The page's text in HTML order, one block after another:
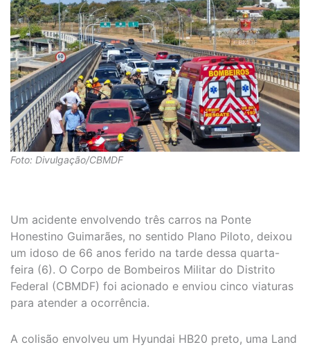
Foto: Divulgação/CBMDF
Um acidente envolvendo três carros na Ponte
Honestino Guimarães, no sentido Plano Piloto, deixou
um idoso de 66 anos ferido na tarde dessa quarta-
feira (6). O Corpo de Bombeiros Militar do Distrito
Federal (CBMDF) foi acionado e enviou cinco viaturas
para atender a ocorrência.
A colisão envolveu um Hyundai HB20 preto, uma Land